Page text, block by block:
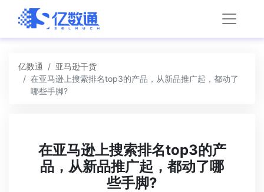
亿数通
亚马逊干货
在亚马逊上搜索排名top3的产品，从新品推广起，都动了
哪些手脚?
在亚马逊上搜索排名top3的产
品，从新品推广起，都动了哪
些手脚?